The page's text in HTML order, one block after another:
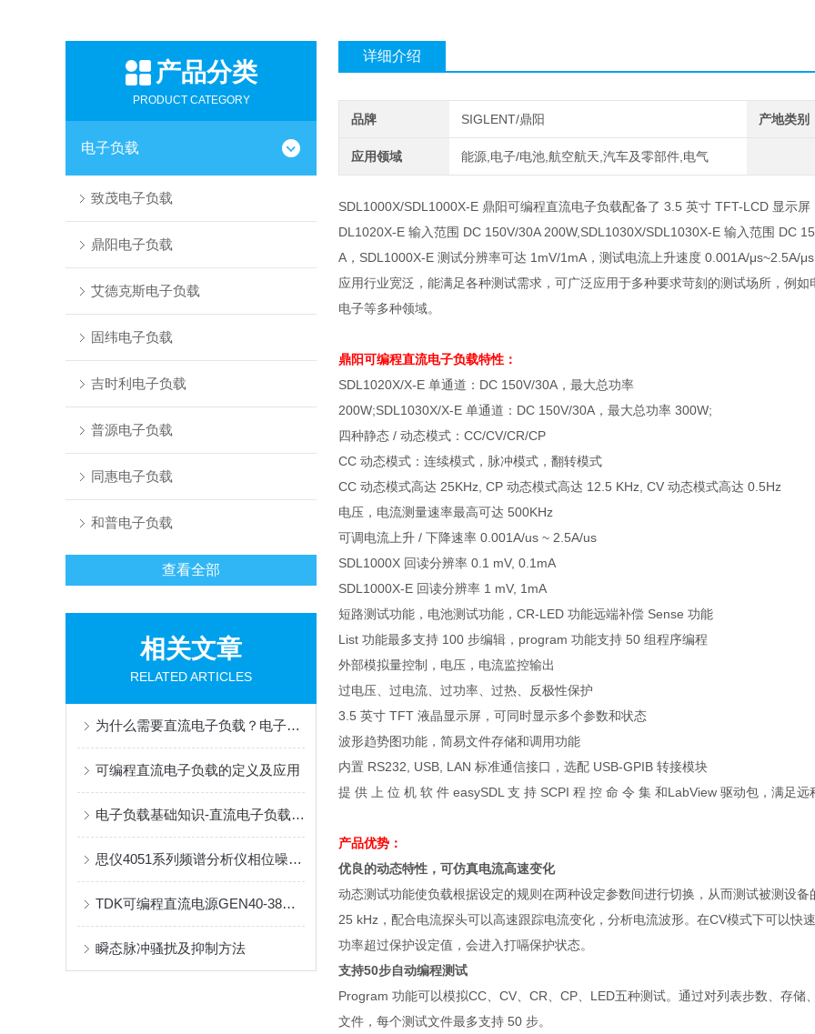
产品分类
PRODUCT CATEGORY
电子负载
致茂电子负载
鼎阳电子负载
艾德克斯电子负载
固纬电子负载
吉时利电子负载
普源电子负载
同惠电子负载
和普电子负载
查看全部
相关文章
RELATED ARTICLES
为什么需要直流电子负载？电子负载应用有哪些？
可编程直流电子负载的定义及应用
电子负载基础知识-直流电子负载工作模式
思仪4051系列频谱分析仪相位噪声测量技巧
TDK可编程直流电源GEN40-38的恒压设定详解
瞬态脉冲骚扰及抑制方法
详细介绍
品牌 SIGLENT/鼎阳 产地类别
应用领域 能源,电子/电池,航空航天,汽车及零部件,电气
SDL1000X/SDL1000X-E 鼎阳可编程直流电子负载配备了 3.5 英寸 TFT-LCD 显示
DL1020X-E 输入范围 DC 150V/30A 200W,SDL1030X/SDL1030X-E 输入范围 DC
A，SDL1000X-E 测试分辨率可达 1mV/1mA，测试电流上升速度 0.001A/μs~2.5A/
应用行业宽泛，能满足各种测试需求，可广泛应用于多种要求苛刻的测试场所，例
电子等多种领域。
鼎阳可编程直流电子负载特性：
SDL1020X/X-E 单通道： DC 150V/30A ，最大总功率
200W;SDL1030X/X-E 单通道： DC 150V/30A ，最大总功率 300W;
四种静态 / 动态模式： CC/CV/CR/CP
CC 动态模式：连续模式，脉冲模式，翻转模式
CC 动态模式高达 25KHz, CP 动态模式高达 12.5 KHz, CV 动态模式高达 0.5Hz
电压，电流测量速率最高可达 500KHz
可调电流上升 / 下降速率 0.001A/us ~ 2.5A/us
SDL1000X 回读分辨率 0.1 mV, 0.1mA
SDL1000X-E 回读分辨率 1 mV, 1mA
短路测试功能，电池测试功能， CR-LED 功能远端补偿 Sense 功能
List 功能最多支持 100 步编辑， program 功能支持 50 组程序编程
外部模拟量控制，电压，电流监控输出
过电压、过电流、过功率、过热、反极性保护
3.5 英寸 TFT 液晶显示屏，可同时显示多个参数和状态
波形趋势图功能，简易文件存储和调用功能
内置 RS232, USB, LAN 标准通信接口，选配 USB-GPIB 转接模块
提 供 上 位 机 软 件 easySDL 支 持 SCPI 程 控 命 令 集 和LabView 驱动包，满足远
产品优势：
优良的动态特性，可仿真电流高速变化
动态测试功能使负载根据设定的规则在两种设定参数间进行切换，从而测试被测设备
25 kHz ，配合电流探头可以高速跟踪电流变化，分析电流波形。在CV模式下可以快
功率超过保护设定值，会进入打嗝保护状态。
支持50步自动编程测试
Program 功能可以模拟CC CV CR CP LED五种测试。通过对列表步数、存储
文件，每个测试文件最多支持 50 步。